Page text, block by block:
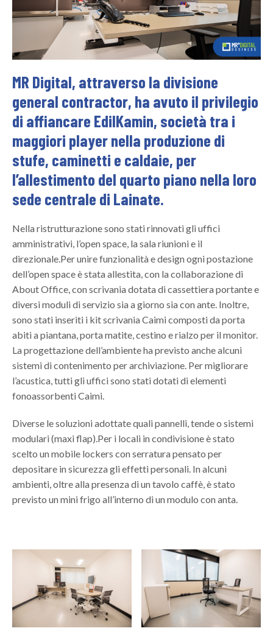
MR Digital, attraverso la divisione
general contractor, ha avuto il privilegio
di affiancare EdilKamin, società tra i
maggiori player nella produzione di
stufe, caminetti e caldaie, per
l’allestimento del quarto piano nella loro
sede centrale di Lainate.
Nella ristrutturazione sono stati rinnovati gli uffici
amministrativi, l’open space, la sala riunioni e il
direzionale.Per unire funzionalità e design ogni postazione
dell’open space è stata allestita, con la collaborazione di
About Office, con scrivania dotata di cassettiera portante e
diversi moduli di servizio sia a giorno sia con ante. Inoltre,
sono stati inseriti i kit scrivania Caimi composti da porta
abiti a piantana, porta matite, cestino e rialzo per il monitor.
La progettazione dell’ambiente ha previsto anche alcuni
sistemi di contenimento per archiviazione. Per migliorare
l’acustica, tutti gli uffici sono stati dotati di elementi
fonoassorbenti Caimi.
Diverse le soluzioni adottate quali pannelli, tende o sistemi
modulari (maxi flap).Per i locali in condivisione è stato
scelto un mobile lockers con serratura pensato per
depositare in sicurezza gli effetti personali. In alcuni
ambienti, oltre alla presenza di un tavolo caffè, è stato
previsto un mini frigo all’interno di un modulo con anta.